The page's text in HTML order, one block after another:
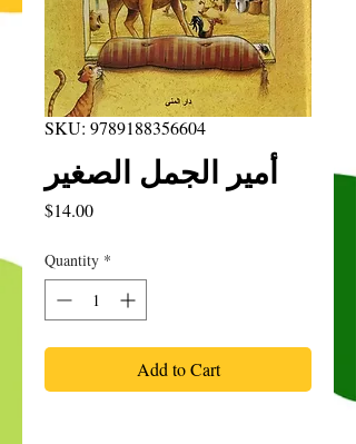
SKU: 9789188356604
أمير الجمل الصغير
$14.00Price
Quantity *
Add to Cart